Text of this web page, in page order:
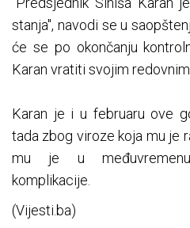
stanja", navodi se u
će se po okončanju
Karan vratiti svojim
Karan je i u februaru ove
tada zbog viroze koja mu je
mu je u
komplikacije.
(Vijesti.ba)